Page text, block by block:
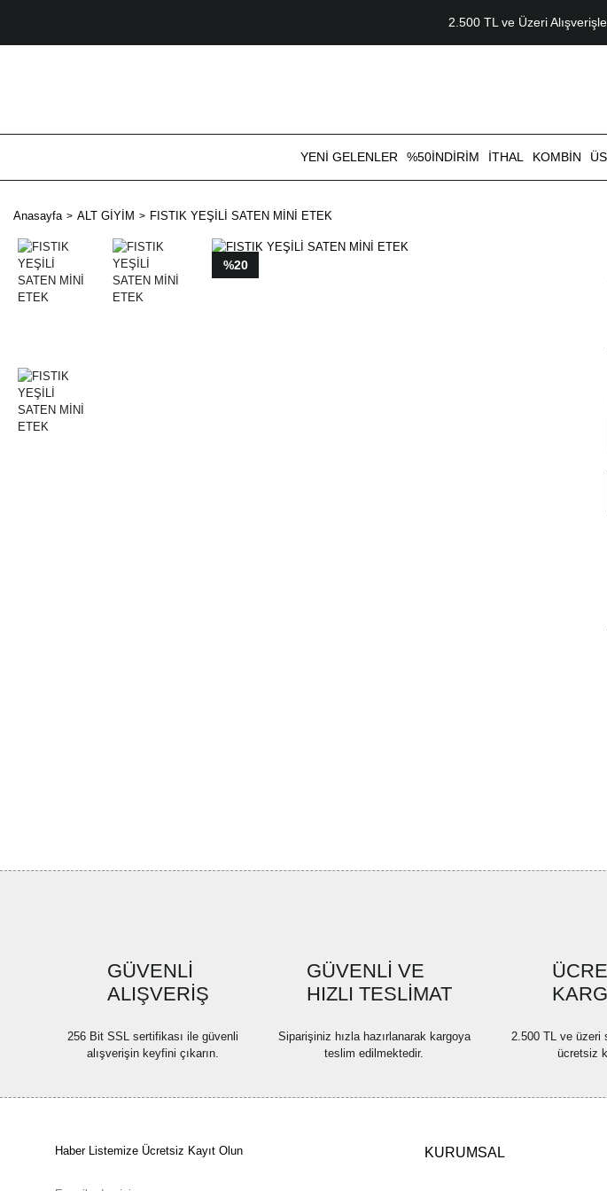
2.500 TL ve Üzeri
YENİ GELENLER %50İNDİRİM İTHAL KOMBİN
Anasayfa ALT GİYİM FISTIK YEŞİLİ SATEN MİNİ ETEK
%20
GÜVENLİ
ALIŞVERİŞ
256 Bit SSL sertifikası ile güvenli
alışverişin keyfini çıkarın.
GÜVENLİ VE
HIZLI TESLİMAT
Siparişiniz hızla hazırlanarak kargoya
teslim edilmektedir.
2.500 TL ve üzeri
ücretsiz
Haber Listemize Ücretsiz Kayıt Olun KURUMSAL